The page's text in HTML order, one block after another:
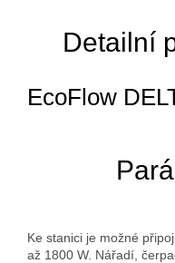
Detailní
EcoFlow
Ke stanici je možné
až 1800 W. Nářadí,